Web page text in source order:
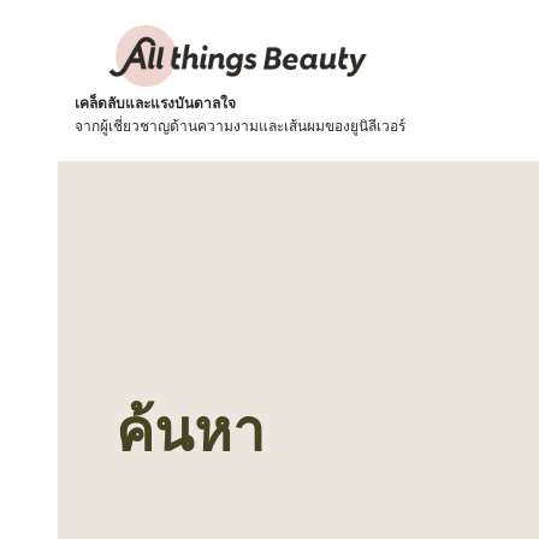
เคล็ดลับและแรงบันดาลใจ
จากผู้เชี่ยวชาญด้านความงามและเส้นผมของยูนิลีเวอร์
ค้นหา